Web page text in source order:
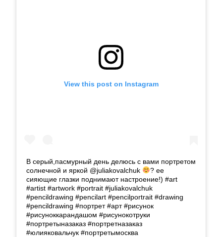
View this post on Instagram
В серый,пасмурный день делюсь с вами портретом
солнечной и яркой @juliakovalchuk
? ее
сияющие глазки поднимают настроение!) #art
#artist #artwork #portrait #juliakovalchuk
#pencildrawing #pencilart #pencilportrait #drawing
#pencildrawing #портрет #арт #рисунок
#рисуноккарандашом #рисунокотруки
#портретыназаказ #портретназаказ
#юлияковальчук #портретымосква